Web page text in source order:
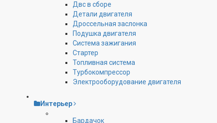
Двс в сборе
Детали двигателя
Дроссельная заслонка
Подушка двигателя
Система зажигания
Стартер
Топливная система
Турбокомпрессор
Электрооборудование двигателя
Интерьер
Бардачок